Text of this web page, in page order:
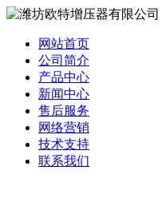
网站首页
公司简介
产品中心
新闻中心
售后服务
网络营销
技术支持
联系我们